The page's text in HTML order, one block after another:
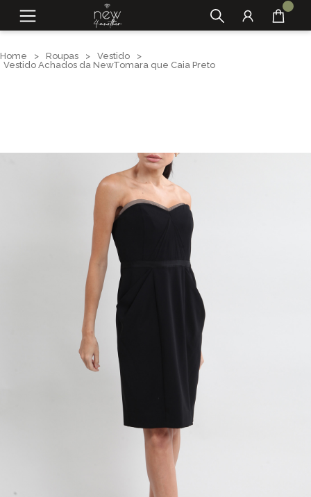
Home > Roupas > Vestido
>
Vestido Achados da NewTomara que Caia Preto